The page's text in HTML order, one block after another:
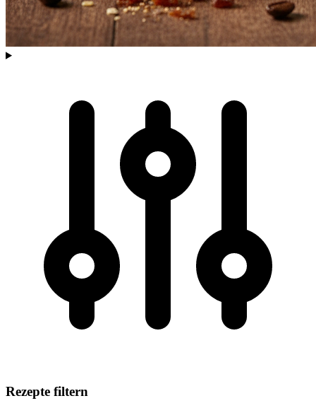
Rezepte filtern